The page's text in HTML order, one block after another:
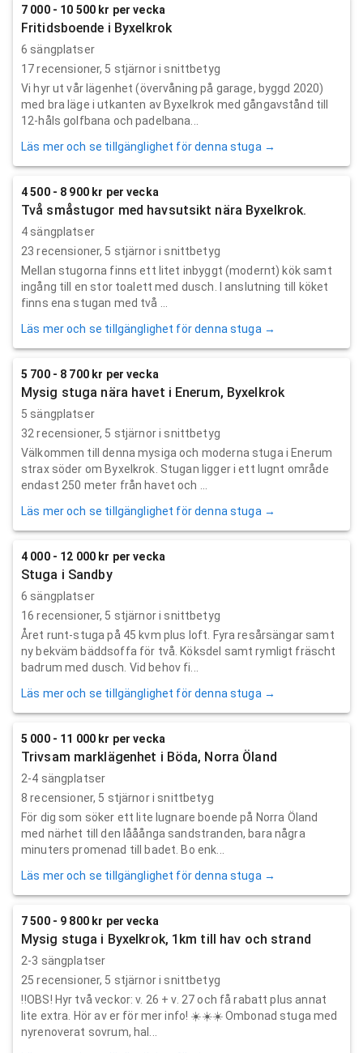
7 000 - 10 500 kr per vecka
Fritidsboende i Byxelkrok
6 sängplatser
17recensioner, 5 stjärnor i snittbetyg
Vi hyr ut vår lägenhet (övervåning på garage, byggd 2020)
med bra läge i utkanten av Byxelkrok med gångavstånd till
12-håls golfbana och padelbana...
Läs mer och se tillgänglighet för denna stuga →
4 500 - 8 900 kr per vecka
Två småstugor med havsutsikt nära Byxelkrok.
4 sängplatser
23 recensioner, 5 stjärnor i snittbetyg
Mellan stugorna finns ett litet inbyggt (modernt) kök samt
ingång till en stor toalett med dusch. I anslutning till köket
finns ena stugan med två ...
Läs mer och se tillgänglighet för denna stuga →
5 700 - 8 700 kr per vecka
Mysig stuga nära havet i Enerum, Byxelkrok
5 sängplatser
32 recensioner, 5 stjärnor i snittbetyg
Välkommen till denna mysiga och moderna stuga i Enerum
strax söder om Byxelkrok. Stugan ligger i ett lugnt område
endast 250 meter från havet och ...
Läs mer och se tillgänglighet för denna stuga →
4 000 - 12 000 kr per vecka
Stuga i Sandby
6 sängplatser
16 recensioner, 5 stjärnor i snittbetyg
Året runt-stuga på 45 kvm plus loft. Fyra resårsängar samt
ny bekväm bäddsoffa för två. Köksdel samt rymligt fräscht
badrum med dusch. Vid behov fi...
Läs mer och se tillgänglighet för denna stuga →
5 000 - 11 000 kr per vecka
Trivsam marklägenhet i Böda, Norra Öland
2-4 sängplatser
8 recensioner, 5 stjärnor i snittbetyg
För dig som söker ett lite lugnare boende på Norra Öland
med närhet till den lååånga sandstranden, bara några
minuters promenad till badet. Bo enk...
Läs mer och se tillgänglighet för denna stuga →
7 500 - 9 800 kr per vecka
Mysig stuga i Byxelkrok, 1km till hav och strand
2-3 sängplatser
25 recensioner, 5 stjärnor i snittbetyg
‼️OBS! Hyr två veckor: v. 26 + v. 27 och få rabatt plus annat
lite extra. Hör av er för mer info! ☀️☀️☀️ Ombonad stuga med
nyrenoverat sovrum, hal...